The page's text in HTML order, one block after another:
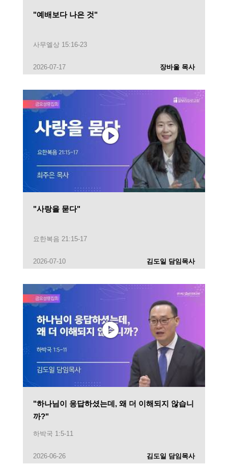
"예배보다 나은 것"
사무엘상 15:16-23
2026-07-17 장바울 목사
"사랑을 묻다"
요한복음 21:15-17
2026-07-10 김도일 담임목사
"하나님이 응답하셨는데, 왜 더 이해되지 않습니
까?"
하박국 1:5-11
2026-06-26 김도일 담임목사